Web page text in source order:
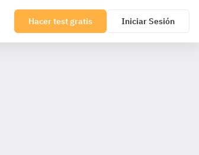
Hacer test gratis Iniciar Sesión